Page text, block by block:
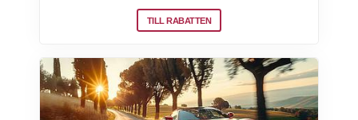
bilar. Ta del av våra aktuella erbjudanden
och läs mer om pensionärsrabatter hos
TILL RABATTEN